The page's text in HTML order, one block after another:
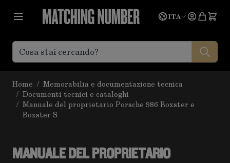
Lingua
ITA
Home / Memorabilia e documentazione tecnica
/ Documenti tecnici e cataloghi
/ Manuale del proprietario Porsche 986 Boxster e
Boxster S
MANUALE DEL PROPRIETARIO